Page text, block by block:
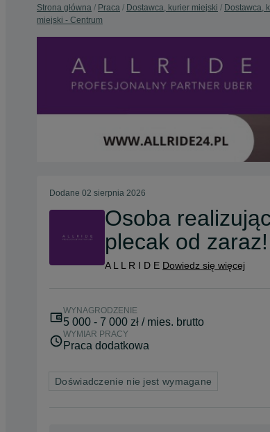
Strona główna Praca Dostawca, kurier miejski Dostawca,
miejski - Centrum
Dodane 02 sierpnia 2026
Osoba
plecak od zaraz!
A L L R I D E Dowiedz się więcej
WYNAGRODZENIE
5 000 - 7 000 zł / mies. brutto
WYMIAR PRACY
Praca dodatkowa
Doświadczenie nie jest wymagane